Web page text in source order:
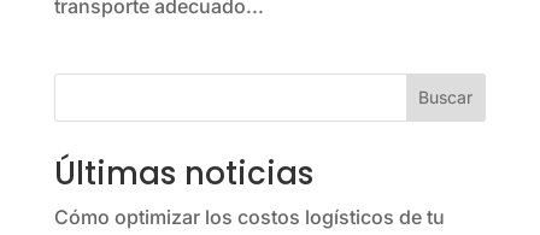
transporte adecuado...
Buscar
Últimas noticias
Cómo optimizar los costos logísticos de tu